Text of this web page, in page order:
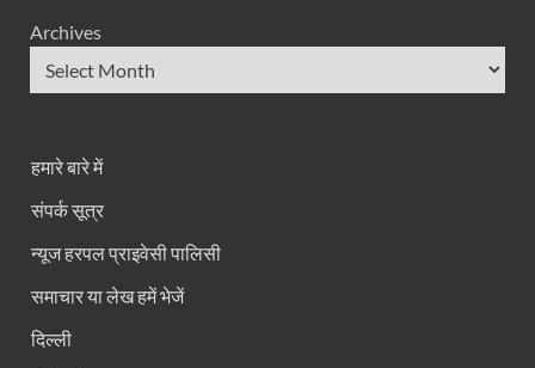
Archives
हमारे बारे में
संपर्क सूत्र
न्यूज हरपल प्राइवेसी पालिसी
समाचार या लेख हमें भेजें
दिल्ली